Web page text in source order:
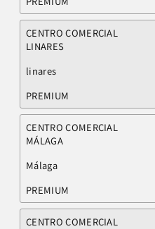
CENTRO COMERCIAL
LINARES
linares
PREMIUM
CENTRO COMERCIAL
MÁLAGA
Málaga
PREMIUM
CENTRO COMERCIAL